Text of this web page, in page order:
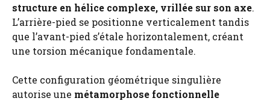
structure en hélice complexe, vrillée sur son axe.
L’arrière-pied se positionne verticalement tandis
que l’avant-pied s’étale horizontalement, créant
une torsion mécanique fondamentale.
Cette configuration géométrique singulière
autorise une métamorphose fonctionnelle